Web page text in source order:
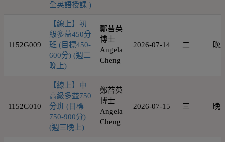
全英語授課 )
1152G009
【線上】初
級多益450分
班 (目標450-
600分) (週二
晚上)
鄭苔英
博士
Angela
Cheng
2026-07-14 二 晚
1152G010
【線上】中
高級多益750
分班 (目標
750-900分)
(週三晚上)
鄭苔英
博士
Angela
Cheng
2026-07-15 三 晚